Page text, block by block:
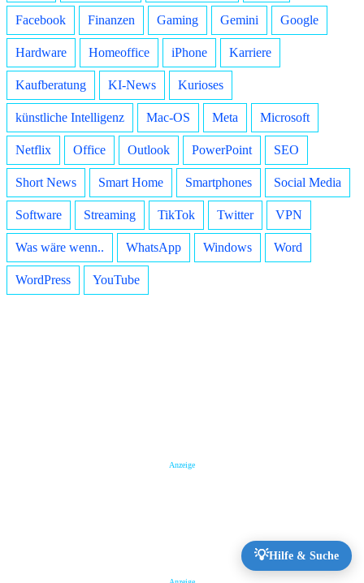
Facebook Finanzen Gaming Gemini Google
Hardware Homeoffice iPhone Karriere
Kaufberatung KI-News Kurioses
künstliche Intelligenz Mac-OS Meta Microsoft
Netflix Office Outlook PowerPoint SEO
Short News Smart Home Smartphones Social Media
Software Streaming TikTok Twitter VPN
Was wäre wenn.. WhatsApp Windows Word
WordPress YouTube
Anzeige
💡Hilfe & Suche